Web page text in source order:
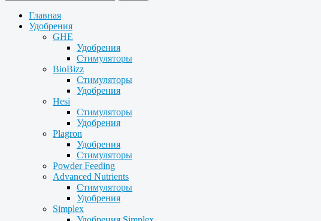
Главная
Удобрения
GHE
Удобрения
Стимуляторы
BioBizz
Стимуляторы
Удобрения
Hesi
Стимуляторы
Удобрения
Plagron
Удобрения
Стимуляторы
Powder Feeding
Advanced Nutrients
Стимуляторы
Удобрения
Simplex